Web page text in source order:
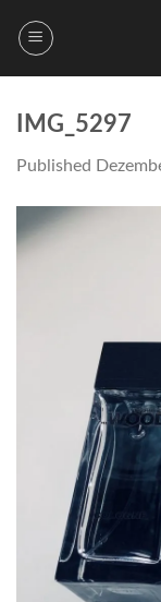
IMG_5297
Published